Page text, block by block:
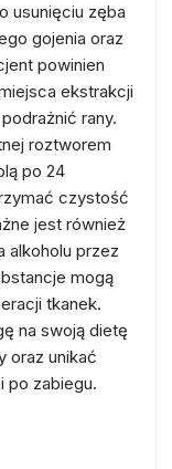
usunięciu zęba
gojenia oraz
powinien
ekstrakcji
rany.
roztworem
po 24
czystość
jest również
alkoholu przez
mogą
tkanek.
na swoją dietę
oraz unikać
po zabiegu.